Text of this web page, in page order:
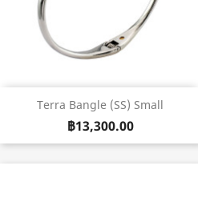
Terra Bangle (SS) Small
฿13,300.00